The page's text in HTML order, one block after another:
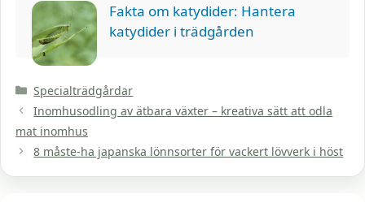
Fakta om katydider: Hantera
katydider i trädgården
Kategorier
Specialträdgårdar
Inomhusodling av ätbara växter – kreativa sätt att odla
mat inomhus
8 måste-ha japanska lönnsorter för vackert lövverk i höst